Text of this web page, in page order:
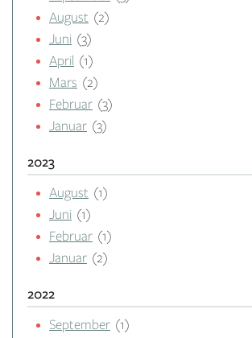
August (2)
Juni (3)
April
(1)
Mars (2)
Februar (3)
Januar (3)
2023
August (1)
Juni (1)
Februar (1)
Januar (2)
2022
September (1)